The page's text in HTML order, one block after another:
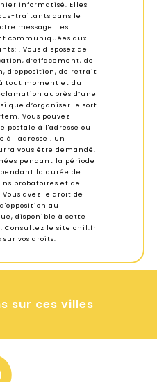
informatisé. Elles
traitants dans le
message. Les
communiquées aux
. Vous disposez de
d’effacement, de
d’opposition, de retrait
tout moment et du
auprès d’une
que d’organiser le sort
Vous pouvez
postale à l'adresse ou
à l'adresse . Un
vous être demandé.
pendant la période
la durée de
probatoires et de
avez le droit de
au
disponible à cette
. Consultez le site cnil.fr
vos droits.
sur ces villes